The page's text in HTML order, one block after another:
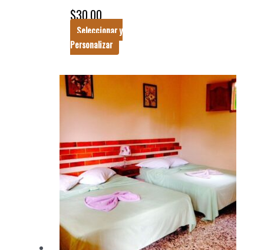
$30.00
Seleccionar y
Personalizar